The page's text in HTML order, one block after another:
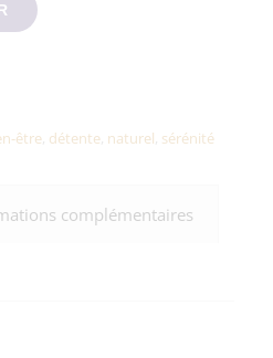
être détente naturel sérénité
complémentaires